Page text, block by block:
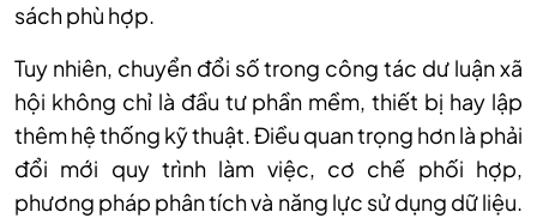
sách phù hợp.
Tuy nhiên, chuyển đổi số trong công tác dư luận xã
hội không chỉ là đầu tư phần mềm, thiết bị hay lập
thêm hệ thống kỹ thuật. Điều quan trọng hơn là phải
đổi mới quy trình làm việc, cơ chế phối hợp,
phương pháp phân tích và năng lực sử dụng dữ liệu.